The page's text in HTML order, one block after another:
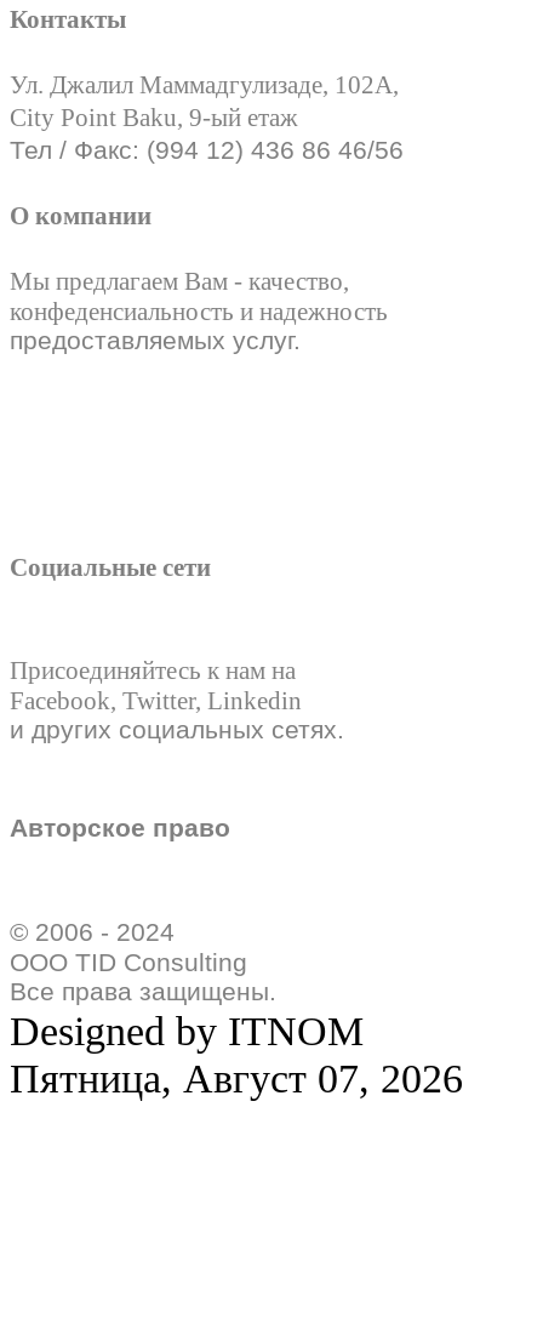
Контакты
Ул. Джалил Маммадгулизаде, 102А,
City Point Baku, 9-ый етаж
Тел / Факс: (994 12) 436 86 46/56
О компании
Мы предлагаем Вам - качество,
конфеденсиальность и надежность
предоставляемых услуг.
Социальные сети
Присоединяйтесь к нам на
Facebook, Twitter, Linkedin
и других социальных сетях.
Авторское право
© 2006 - 2024
ООО TID Consulting
Все права защищены.
Designed by ITNOM
Пятница, Август 07, 2026